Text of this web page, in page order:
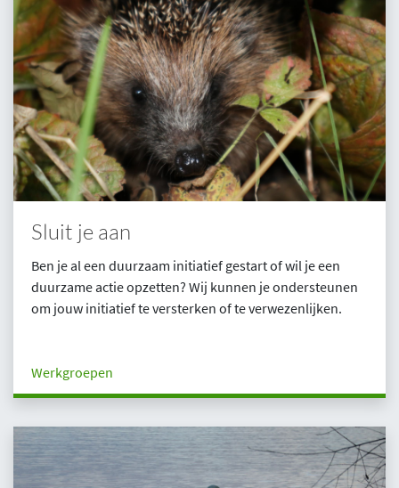
Sluit je aan
Ben je al een duurzaam initiatief gestart of wil je een
duurzame actie opzetten? Wij kunnen je ondersteunen
om jouw initiatief te versterken of te verwezenlijken.
Werkgroepen